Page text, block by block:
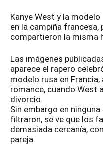
Kanye West y la
en la campiña
compartieron la misma
Las imágenes
aparece el rapero
modelo rusa en
romance, cuando West
divorcio.
Sin embargo en
filtraron, se ve que los
demasiada cercanía,
pareja.